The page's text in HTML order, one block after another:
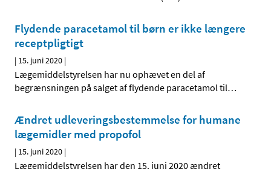
Flydende paracetamol til børn er ikke længere
receptpligtigt
| 15. juni 2020 |
Lægemiddelstyrelsen har nu ophævet en del af
begrænsningen på salget af flydende paracetamol til…
Ændret udleveringsbestemmelse for humane
lægemidler med propofol
| 15. juni 2020 |
Lægemiddelstyrelsen har den 15. juni 2020 ændret